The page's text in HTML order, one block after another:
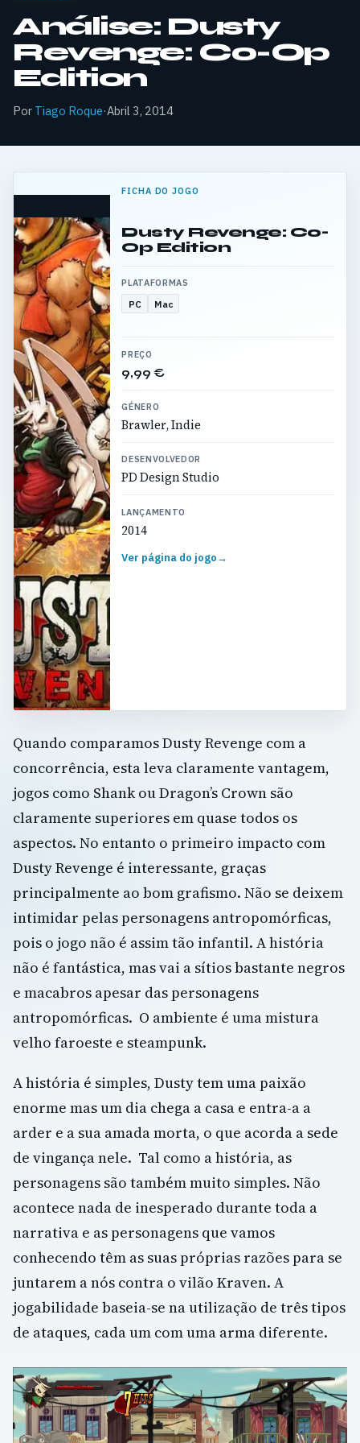
Análise: Dusty
Revenge: Co-Op
Edition
Por Tiago Roque·Abril 3, 2014
FICHA DO JOGO
Dusty Revenge: Co-
Op Edition
PLATAFORMAS
PC Mac
PREÇO
9,99 €
GÉNERO
Brawler, Indie
DESENVOLVEDOR
PD Design Studio
LANÇAMENTO
2014
Ver página do jogo→
Quando comparamos Dusty Revenge com a
concorrência, esta leva claramente vantagem,
jogos como Shank ou Dragon’s Crown são
claramente superiores em quase todos os
aspectos. No entanto o primeiro impacto com
Dusty Revenge é interessante, graças
principalmente ao bom grafismo. Não se deixem
intimidar pelas personagens antropomórficas,
pois o jogo não é assim tão infantil. A história
não é fantástica, mas vai a sítios bastante negros
e macabros apesar das personagens
antropomórficas. O ambiente é uma mistura
velho faroeste e steampunk.
A história é simples, Dusty tem uma paixão
enorme mas um dia chega a casa e entra-a a
arder e a sua amada morta, o que acorda a sede
de vingança nele. Tal como a história, as
personagens são também muito simples. Não
acontece nada de inesperado durante toda a
narrativa e as personagens que vamos
conhecendo têm as suas próprias razões para se
juntarem a nós contra o vilão Kraven. A
jogabilidade baseia-se na utilização de três tipos
de ataques, cada um com uma arma diferente.